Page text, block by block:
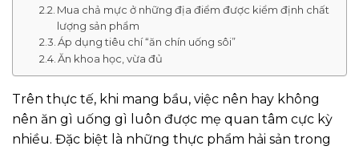
Mua chả mực ở những địa điểm được kiểm định chất
lượng sản phẩm
Áp dụng tiêu chí “ăn chín uống sôi”
Ăn khoa học, vừa đủ
Trên thực tế, khi mang bầu, việc nên hay không
nên ăn gì uống gì luôn được mẹ quan tâm cực kỳ
nhiều. Đặc biệt là những thực phẩm hải sản trong